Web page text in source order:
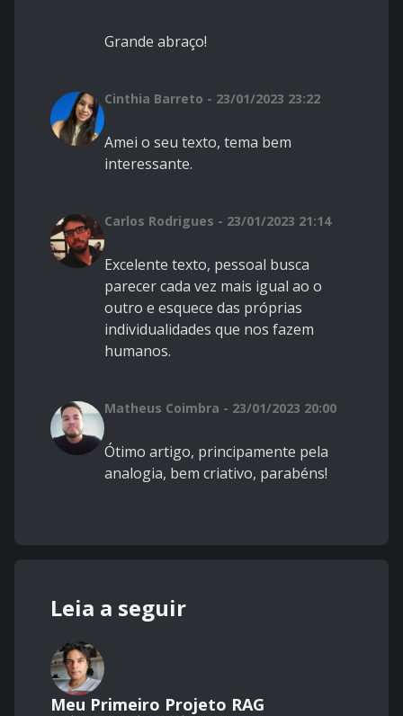
Grande abraço!
Cinthia Barreto - 23/01/2023 23:22
Amei o seu texto, tema bem
interessante.
Carlos Rodrigues - 23/01/2023 21:14
Excelente texto, pessoal busca
parecer cada vez mais igual ao o
outro e esquece das próprias
individualidades que nos fazem
humanos.
Matheus Coimbra - 23/01/2023 20:00
Ótimo artigo, principamente pela
analogia, bem criativo, parabéns!
Leia a seguir
Meu Primeiro Projeto RAG